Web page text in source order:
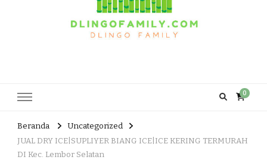
0
Beranda
Uncategorized
JUAL DRY ICE|SUPLIYER BIANG ICE|ICE KERING TERMURAH
DI Kec. Lembor Selatan